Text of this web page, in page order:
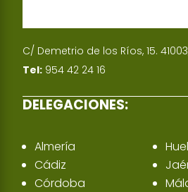
C/ Demetrio de los Ríos, 15.
Tel: 954 42 24 16
DELEGACIONES:
Almería
Cádiz
Córdoba